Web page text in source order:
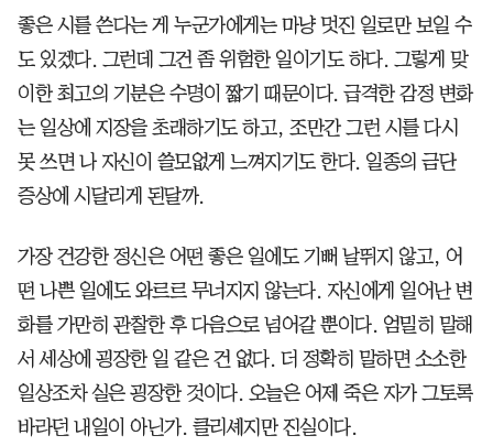
좋은 시를 쓴다는 게 누군가에게는 마냥 멋진 일로만 보일 수
도 있겠다. 그런데 그건 좀 위험한 일이기도 하다. 그렇게 맞
이한 최고의 기분은 수명이 짧기 때문이다. 급격한 감정 변화
는 일상에 지장을 초래하기도 하고, 조만간 그런 시를 다시
못 쓰면 나 자신이 쓸모없게 느껴지기도 한다. 일종의 금단
증상에 시달리게 된달까.
가장 건강한 정신은 어떤 좋은 일에도 기뻐 날뛰지 않고, 어
떤 나쁜 일에도 와르르 무너지지 않는다. 자신에게 일어난 변
화를 가만히 관찰한 후 다음으로 넘어갈 뿐이다. 엄밀히 말해
서 세상에 굉장한 일 같은 건 없다. 더 정확히 말하면 소소한
일상조차 실은 굉장한 것이다. 오늘은 어제 죽은 자가 그토록
바라던 내일이 아닌가. 클리셰지만 진실이다.